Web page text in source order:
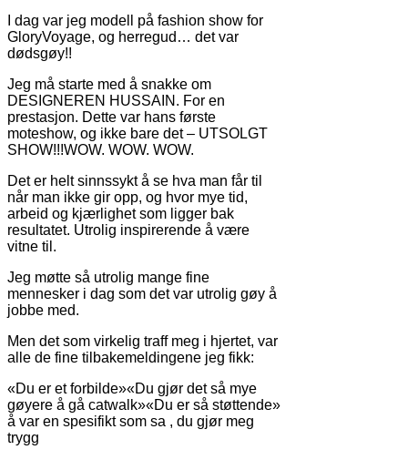
I dag var jeg modell på fashion show for
GloryVoyage, og herregud… det var
dødsgøy!!
Jeg må starte med å snakke om
DESIGNEREN HUSSAIN. For en
prestasjon. Dette var hans første
moteshow, og ikke bare det – UTSOLGT
SHOW!!!WOW. WOW. WOW.
Det er helt sinnssykt å se hva man får til
når man ikke gir opp, og hvor mye tid,
arbeid og kjærlighet som ligger bak
resultatet. Utrolig inspirerende å være
vitne til.
Jeg møtte så utrolig mange fine
mennesker i dag som det var utrolig gøy å
jobbe med.
Men det som virkelig traff meg i hjertet, var
alle de fine tilbakemeldingene jeg fikk:
«Du er et forbilde»«Du gjør det så mye
gøyere å gå catwalk»«Du er så støttende»
å var en spesifikt som sa , du gjør meg
trygg